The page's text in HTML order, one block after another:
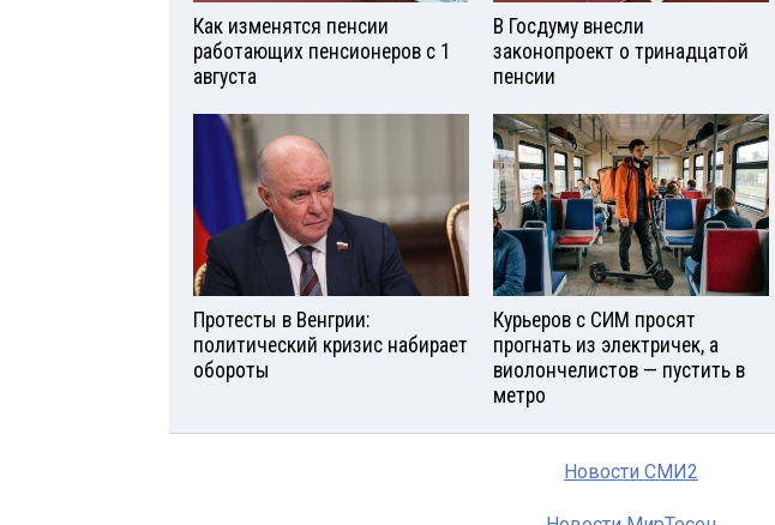
Как изменятся пенсии
работающих пенсионеров с 1
августа
В Госдуму внесли
законопроект о тринадцатой
пенсии
Протесты в Венгрии:
политический кризис набирает
обороты
Курьеров с СИМ просят
прогнать из электричек, а
виолончелистов — пустить в
метро
Новости СМИ2